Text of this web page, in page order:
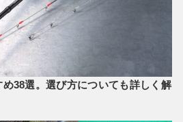
38選。選び方についても詳しく解